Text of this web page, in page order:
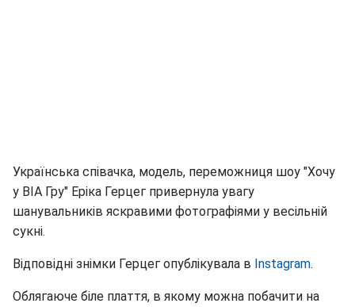
Українська співачка, модель, переможниця шоу "Хочу
у ВІА Гру" Еріка Герцег привернула увагу
шанувальників яскравими фотографіями у весільній
сукні.
Відповідні знімки Герцег опублікувала в Instagram.
Облягаюче біле плаття, в якому можна побачити на